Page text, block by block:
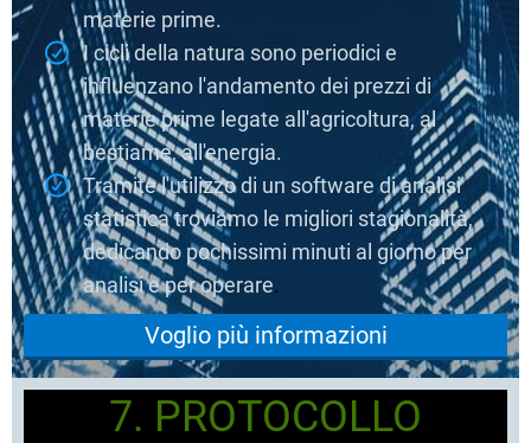
materie prime.
I cicli della natura sono periodici e
influenzano l'andamento dei prezzi di
materie prime legate all'agricoltura, al
bestiame, all'energia.
Tramite l'utilizzo di un software di analisi
statistica troviamo le migliori stagionalità,
dedicando pochissimi minuti al giorno per
analisi e per operare.
Voglio più informazioni
7. PROTOCOLLO